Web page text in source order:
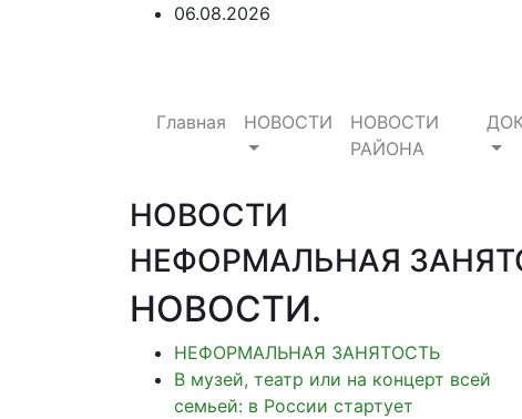
06.08.2026
Главная НОВОСТИ
НОВОСТИ
РАЙОНА
НОВОСТИ
НЕФОРМАЛЬНАЯ
НОВОСТИ.
НЕФОРМАЛЬНАЯ ЗАНЯТОСТЬ
В музей, театр или на концерт всей
семьей: в России стартует